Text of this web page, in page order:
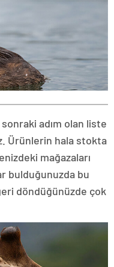
adım olan liste
Ürünlerin hala stokta
mağazaları
bulduğunuzda bu
döndüğünüzde çok